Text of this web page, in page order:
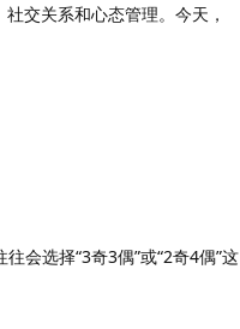
交关系和心态管理。今天，
会选择“3奇3偶”或“2奇4偶”这